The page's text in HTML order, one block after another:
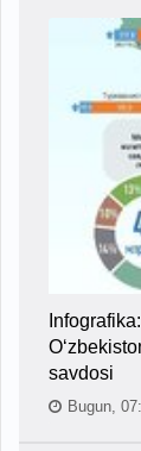
savdosi
Bugun,